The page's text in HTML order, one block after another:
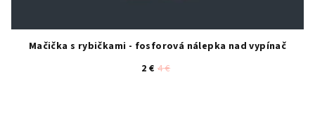
Mačička s rybičkami - fosforová nálepka nad vypínač
2 € 4 €